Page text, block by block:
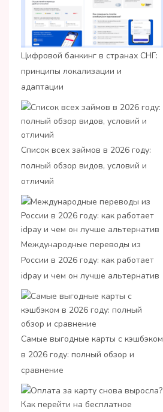
Цифровой банкинг в странах СНГ:
принципы локализации и
адаптации
Список всех займов в 2026 году:
полный обзор видов, условий и
отличий
Международные переводы из
России в 2026 году: как работает
idpay и чем он лучше альтернатив
Самые выгодные карты с кэшбэком
в 2026 году: полный обзор и
сравнение